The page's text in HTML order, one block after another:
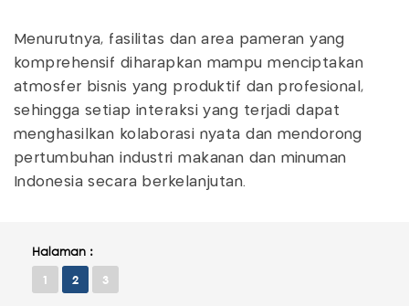
Menurutnya, fasilitas dan area pameran yang
komprehensif diharapkan mampu menciptakan
atmosfer bisnis yang produktif dan profesional,
sehingga setiap interaksi yang terjadi dapat
menghasilkan kolaborasi nyata dan mendorong
pertumbuhan industri makanan dan minuman
Indonesia secara berkelanjutan.
Halaman :
1 2 3